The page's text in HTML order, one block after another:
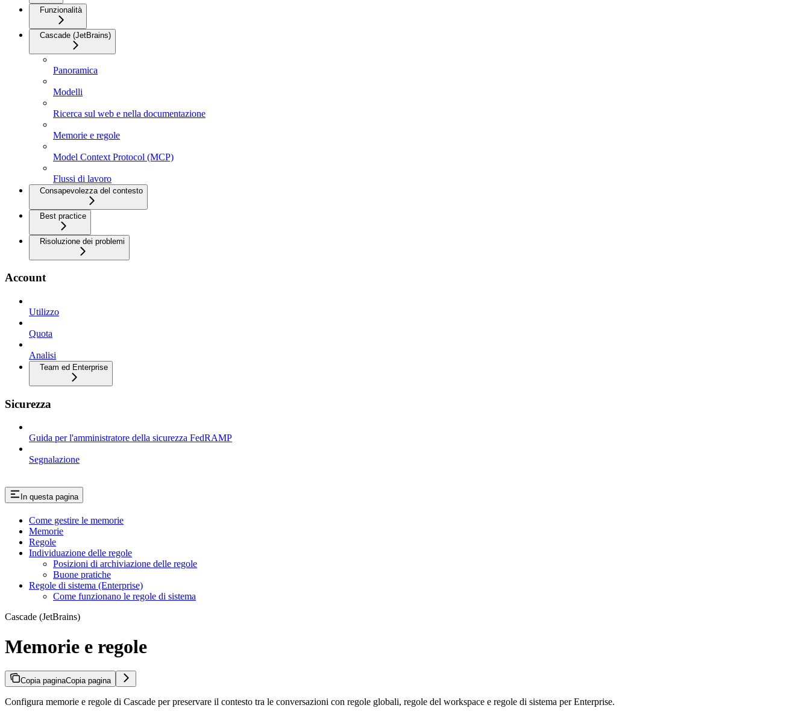
Funzionalità
Cascade (JetBrains)
Panoramica
Modelli
Ricerca sul web e nella documentazione
Memorie e regole
Model Context Protocol (MCP)
Flussi di lavoro
Consapevolezza del contesto
Best practice
Risoluzione dei problemi
Account
Utilizzo
Quota
Analisi
Team ed Enterprise
Sicurezza
Guida per l'amministratore della sicurezza FedRAMP
Segnalazione
In questa pagina
Come gestire le memorie
Memorie
Regole
Individuazione delle regole
Posizioni di archiviazione delle regole
Buone pratiche
Regole di sistema (Enterprise)
Come funzionano le regole di sistema
Cascade (JetBrains)
Memorie e regole
Copia paginaCopia pagina
Configura memorie e regole di Cascade per preservare il contesto tra le conversazioni con regole globali, regole del workspace e regole di sistema per Enterprise.